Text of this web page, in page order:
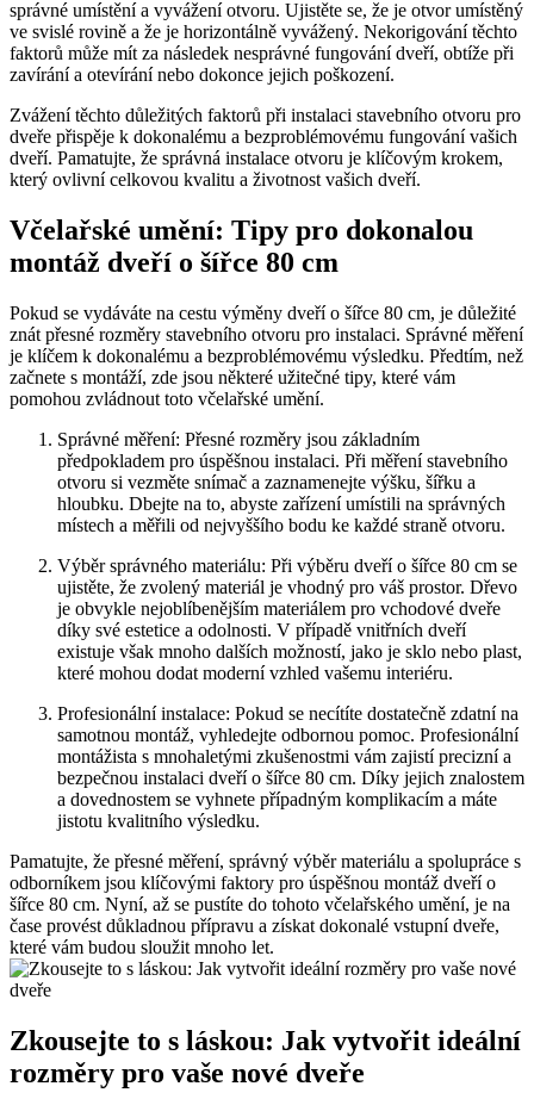
správné umístění a vyvážení otvoru. Ujistěte se, že je otvor umístěný
ve svislé rovině a že je horizontálně vyvážený. Nekorigování těchto
faktorů může mít za následek nesprávné fungování dveří, obtíže při
zavírání a otevírání nebo dokonce jejich poškození.
Zvážení těchto důležitých faktorů při instalaci stavebního otvoru pro
dveře přispěje k dokonalému a bezproblémovému fungování vašich
dveří. Pamatujte, že správná instalace otvoru je klíčovým krokem,
který ovlivní celkovou kvalitu a životnost vašich dveří.
Včelařské umění: Tipy pro dokonalou
montáž dveří o šířce 80 cm
Pokud se vydáváte na cestu výměny dveří o šířce 80 cm, je důležité
znát přesné rozměry stavebního otvoru pro instalaci. Správné měření
je klíčem k dokonalému a bezproblémovému výsledku. Předtím, než
začnete s montáží, zde jsou některé užitečné tipy, které vám
pomohou zvládnout toto včelařské umění.
Správné měření: Přesné rozměry jsou základním
předpokladem pro úspěšnou instalaci. Při měření stavebního
otvoru si vezměte snímač a zaznamenejte výšku, šířku a
hloubku. Dbejte na to, abyste zařízení umístili na správných
místech a měřili od nejvyššího bodu ke každé straně otvoru.
Výběr správného materiálu: Při výběru dveří o šířce 80 cm se
ujistěte, že zvolený materiál je vhodný pro váš prostor. Dřevo
je obvykle nejoblíbenějším materiálem pro vchodové dveře
díky své estetice a odolnosti. V případě vnitřních dveří
existuje však mnoho dalších možností, jako je sklo nebo plast,
které mohou dodat moderní vzhled vašemu interiéru.
Profesionální instalace: Pokud se necítíte dostatečně zdatní na
samotnou montáž, vyhledejte odbornou pomoc. Profesionální
montážista s mnohaletými zkušenostmi vám zajistí precizní a
bezpečnou instalaci dveří o šířce 80 cm. Díky jejich znalostem
a dovednostem se vyhnete případným komplikacím a máte
jistotu kvalitního výsledku.
Pamatujte, že přesné měření, správný výběr materiálu a spolupráce s
odborníkem jsou klíčovými faktory pro úspěšnou montáž dveří o
šířce 80 cm. Nyní, až se pustíte do tohoto včelařského umění, je na
čase provést důkladnou přípravu a získat dokonalé vstupní dveře,
které vám budou sloužit mnoho let.
Zkousejte to s láskou: Jak vytvořit ideální
rozměry pro vaše nové dveře